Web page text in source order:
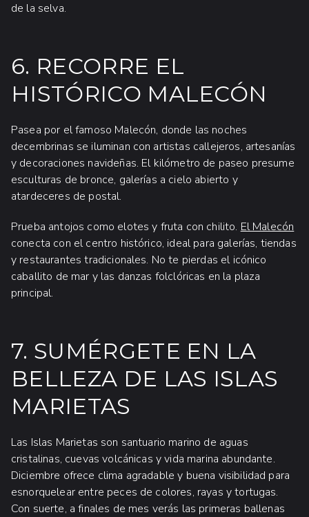
de la selva.
6. RECORRE EL
HISTÓRICO MALECÓN
Pasea por el famoso Malecón, donde las noches
decembrinas se iluminan con artistas callejeros, artesanías
y decoraciones navideñas. El kilómetro de paseo presume
esculturas de bronce, galerías a cielo abierto y
atardeceres de postal.
Prueba antojos como elotes y fruta con chilito. El Malecón
conecta con el centro histórico, ideal para galerías, tiendas
y restaurantes tradicionales. No te pierdas el icónico
caballito de mar y las danzas folclóricas en la plaza
principal.
7. SUMÉRGETE EN LA
BELLEZA DE LAS ISLAS
MARIETAS
Las Islas Marietas son santuario marino de aguas
cristalinas, cuevas volcánicas y vida marina abundante.
Diciembre ofrece clima agradable y buena visibilidad para
esnorquelear entre peces de colores, rayas y tortugas.
Con suerte, a finales de mes verás las primeras ballenas